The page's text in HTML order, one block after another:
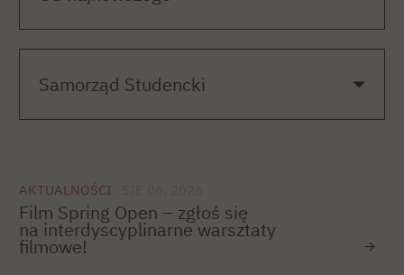
AKTUALNOŚCI
Film Spring Open – zgłoś się
na interdyscyplinarne warsztaty
filmowe!